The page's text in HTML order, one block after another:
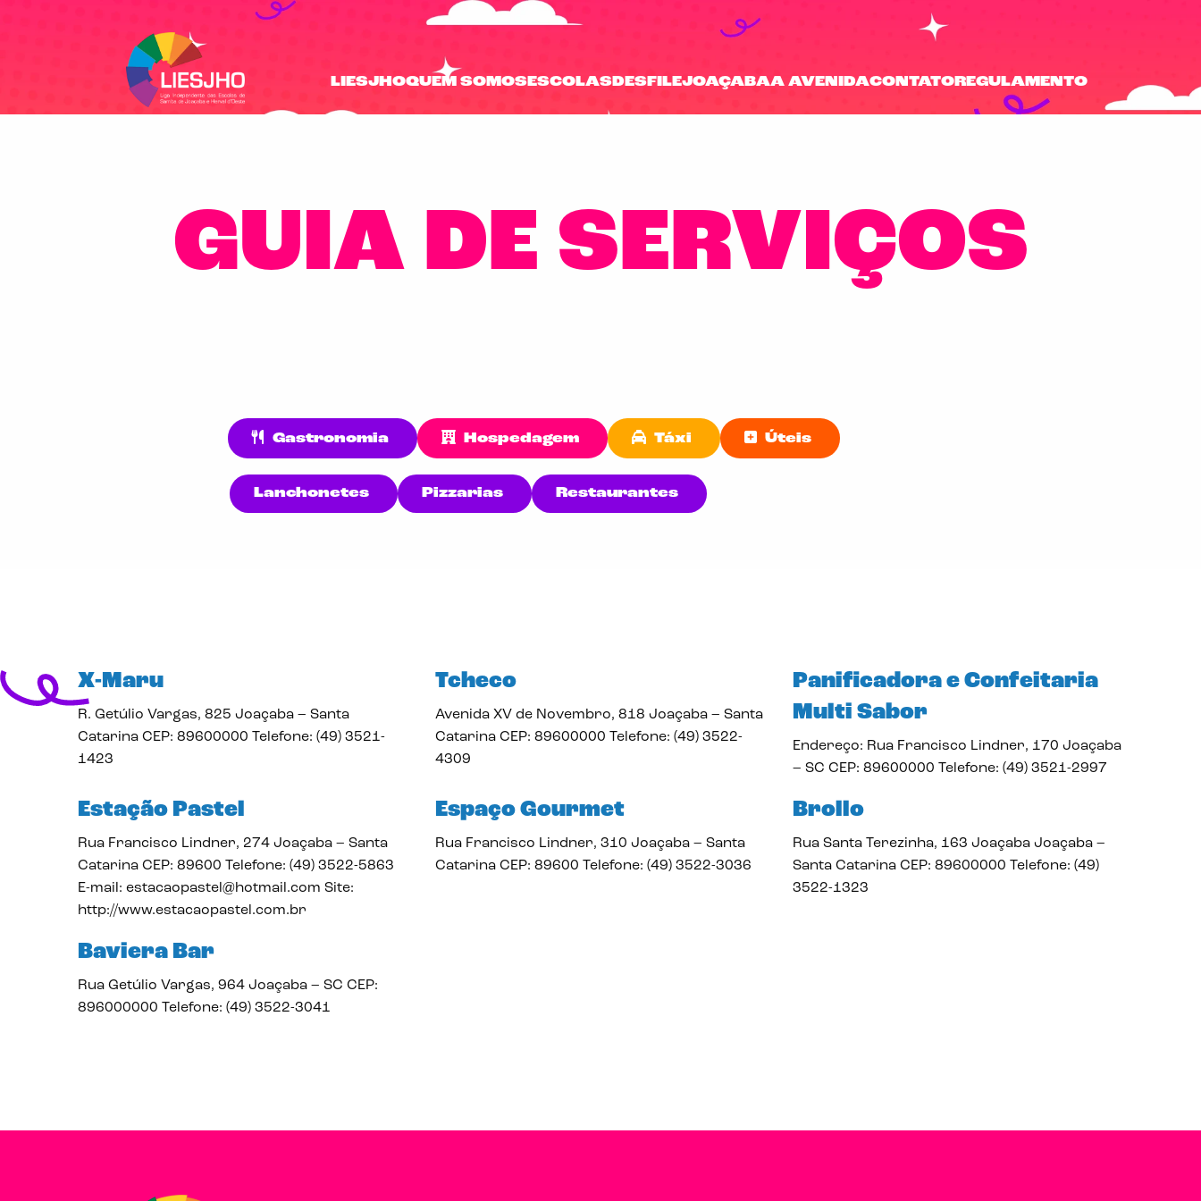
LIESJHOQUEM SOMOS ESCOLAS DESFILEJOAÇABAA AVENIDACONTATO REGULAMENTO
GUIA DE SERVIÇOS
Gastronomia
Lanchonetes Pizzarias Restaurantes
Hospedagem Táxi Úteis
X-Maru
R. Getúlio Vargas, 825 Joaçaba – Santa
Catarina CEP: 89600000 Telefone: (49) 3521-
1423
Tcheco
Avenida XV de Novembro, 818 Joaçaba – Santa
Catarina CEP: 89600000 Telefone: (49) 3522-
4309
Panificadora e Confeitaria
Multi Sabor
Endereço: Rua Francisco Lindner, 170 Joaçaba
– SC CEP: 89600000 Telefone: (49) 3521-2997
Estação Pastel
Rua Francisco Lindner, 274 Joaçaba – Santa
Catarina CEP: 89600 Telefone: (49) 3522-5863
E-mail: estacaopastel@hotmail.com Site:
http://www.estacaopastel.com.br
Espaço Gourmet
Rua Francisco Lindner, 310 Joaçaba – Santa
Catarina CEP: 89600 Telefone: (49) 3522-3036
Brollo
Rua Santa Terezinha, 163 Joaçaba Joaçaba –
Santa Catarina CEP: 89600000 Telefone: (49)
3522-1323
Baviera Bar
Rua Getúlio Vargas, 964 Joaçaba – SC CEP:
896000000 Telefone: (49) 3522-3041